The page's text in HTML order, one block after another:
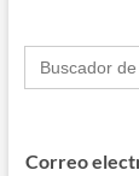
Buscar:
Correo